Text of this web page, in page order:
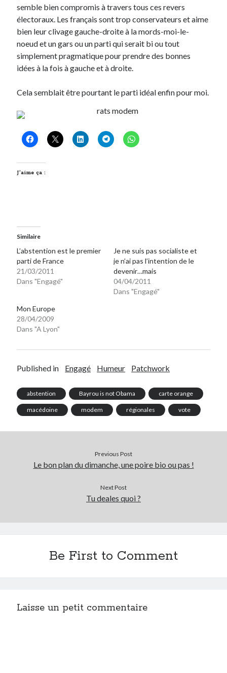
semble bien compromis à travers tous ces revers
électoraux. Les français sont trop conservateurs et aime
bien leur clivage gauche-droite à la mords-moi-le-
noeud et un gars ou un parti qui serait bi ou tout
simplement pragmatique pour prendre des bonnes
idées à la fois à gauche et à droite.
Cela semblait être pourtant le parti idéal enfin pour moi.
J’aime ça :
Similaire
L’abstention est le premier
parti de France
21/03/2011
Dans "Engagé"
Je ne suis pas socialiste et
je n’ai pas l’intention de le
devenir…mais
04/04/2011
Dans "Engagé"
Mon Europe
28/04/2009
Dans "A Lyon"
Published in Engagé Humeur Patchwork
abstention Bayrou is not Obama carte orange
macédoine modem régionales vote
Previous Post
Le bon plan du dimanche, une poire bio ou pas !
Next Post
Tu deales quoi ?
Be First to Comment
Laisse un petit commentaire